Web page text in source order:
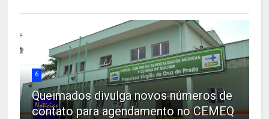
6
Queimados divulga novos números de
contato para agendamento no CEMEQ